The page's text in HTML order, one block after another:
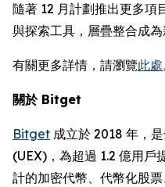
隨著 12 月計劃推出更多
與探索工具，層疊整合成為
有關更多詳情，請瀏覽此處
關於 Bitget
Bitget 成立於 2018 年，
(UEX)，為超過 1.2 億用戶
計的加密代幣、代幣化股